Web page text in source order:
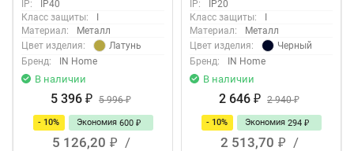
IP:
IP40
Класс защиты:
I
Материал:
Металл
Цвет изделия:
Латунь
Бренд:
IN Home
В наличии
5 396 ₽ 5 996₽
- 10% Экономия 600 ₽
5 126,20 ₽
/
IP:
IP20
Класс защиты:
I
Материал:
Металл
Цвет изделия:
Черный
Бренд:
IN Home
В наличии
2 646 ₽ 2 940₽
- 10% Экономия 294 ₽
2 513,70 ₽
/